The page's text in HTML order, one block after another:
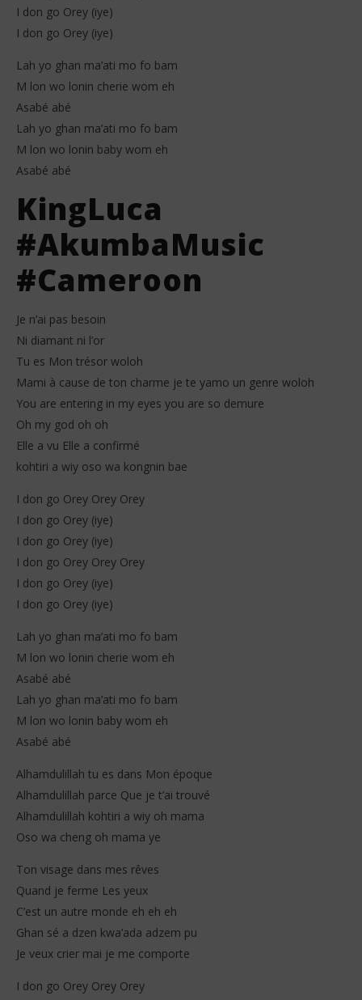
I don go Orey (iye)
I don go Orey (iye)
Lah yo ghan ma’ati mo fo bam
M lon wo lonin cherie wom eh
Asabé abé
Lah yo ghan ma’ati mo fo bam
M lon wo lonin baby wom eh
Asabé abé
KingLuca
#AkumbaMusic
#Cameroon
Je n’ai pas besoin
Ni diamant ni l’or
Tu es Mon trésor woloh
Mami à cause de ton charme je te yamo un genre woloh
You are entering in my eyes you are so demure
Oh my god oh oh
Elle a vu Elle a confirmé
kohtiri a wiy oso wa kongnin bae
I don go Orey Orey Orey
I don go Orey (iye)
I don go Orey (iye)
I don go Orey Orey Orey
I don go Orey (iye)
I don go Orey (iye)
Lah yo ghan ma’ati mo fo bam
M lon wo lonin cherie wom eh
Asabé abé
Lah yo ghan ma’ati mo fo bam
M lon wo lonin baby wom eh
Asabé abé
Alhamdulillah tu es dans Mon époque
Alhamdulillah parce Que je t’ai trouvé
Alhamdulillah kohtiri a wiy oh mama
Oso wa cheng oh mama ye
Ton visage dans mes rêves
Quand je ferme Les yeux
C’est un autre monde eh eh eh
Ghan sé a dzen kwa’ada adzem pu
Je veux crier mai je me comporte
I don go Orey Orey Orey